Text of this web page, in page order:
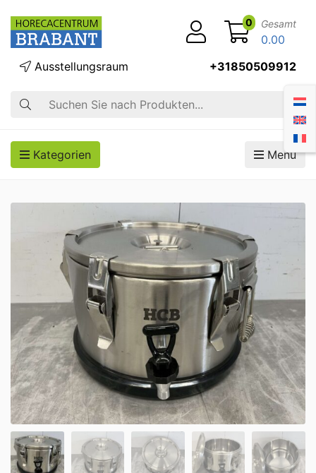
Suche
Ausstellungsraum +31850509912
0 Gesamt
0.00
Kategorien Menü